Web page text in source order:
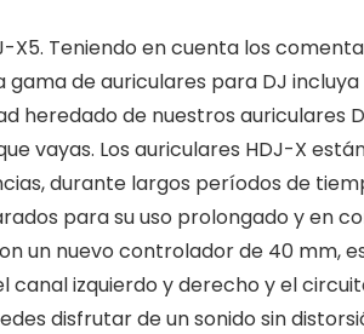
X5. Teniendo en cuenta los
de auriculares para DJ
heredado de nuestros auriculares
vayas. Los auriculares HDJ-X
durante largos períodos de
para su uso prolongado y en
un nuevo controlador de 40 mm,
izquierdo y derecho y el
disfrutar de un sonido sin